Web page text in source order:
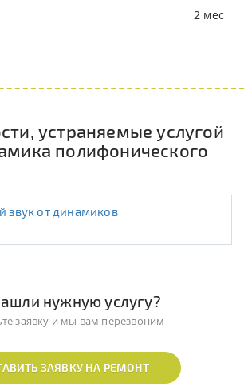
2 мес
устраняемые услугой
полифонического
звук от динамиков
нужную услугу?
заявку и мы вам перезвоним
ЗАЯВКУ НА РЕМОНТ